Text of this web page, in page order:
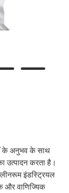
के अनुभव के साथ
उत्पादन करता है।
इंडस्ट्रियल
और वाणिज्यिक